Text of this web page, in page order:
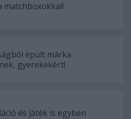
matchboxokkal!
épült márka
gyerekekért!
és játék is egyben